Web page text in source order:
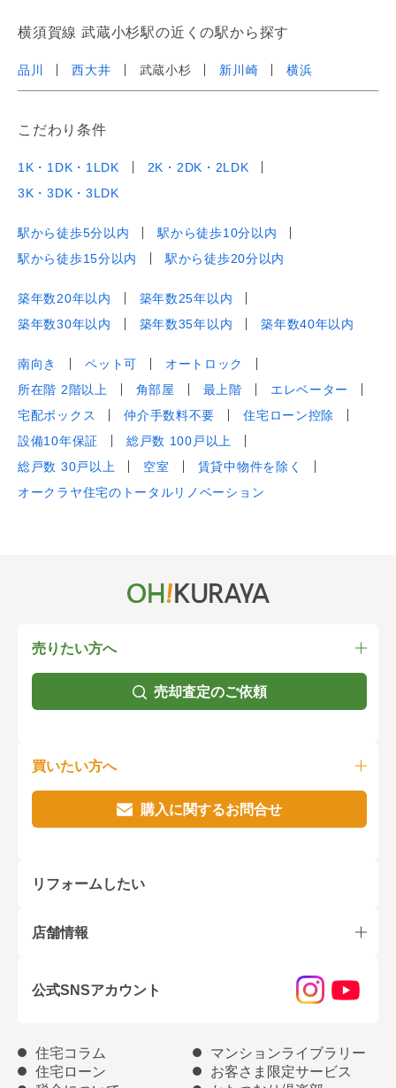
横須賀線 武蔵小杉駅の近くの駅から探す
品川 西大井 武蔵小杉 新川崎 横浜
こだわり条件
1K・1DK・1LDK
2K・2DK・2LDK
3K・3DK・3LDK
駅から徒歩5分以内
駅から徒歩10分以内
駅から徒歩15分以内
駅から徒歩20分以内
築年数20年以内
築年数25年以内
築年数30年以内
築年数35年以内 築年数40年以内
南向き ペット可
オートロック
所在階 2階以上
角部屋 最上階
エレベーター
宅配ボックス
仲介手数料不要
住宅ローン控除
設備10年保証
総戸数 100戸以上
総戸数 30戸以上
空室
賃貸中物件を除く
オークラヤ住宅のトータルリノベーション
売りたい方へ
売却査定のご依頼
買いたい方へ
購入に関するお問合せ
リフォームしたい
店舗情報
公式SNSアカウント
住宅コラム
マンションライブラリー
住宅ローン
お客さま限定サービス